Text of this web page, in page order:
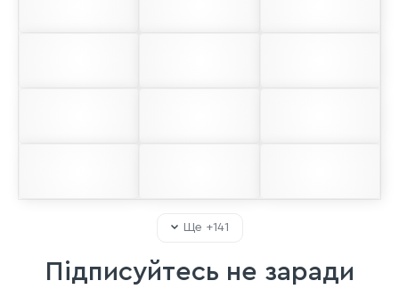
Ще +141
Підписуйтесь не заради